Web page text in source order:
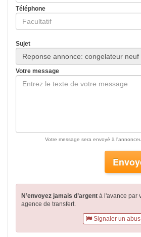
Téléphone
Sujet
Votre message
Votre message sera envoyé à
N’envoyez jamais d’argent à l'avance par
agence de transfert.
Signaler un abus